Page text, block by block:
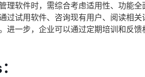
理软件时，需综合考虑适用性、功能
过试用软件、咨询现有用户、阅读相
进一步，企业可以通过定期培训和反